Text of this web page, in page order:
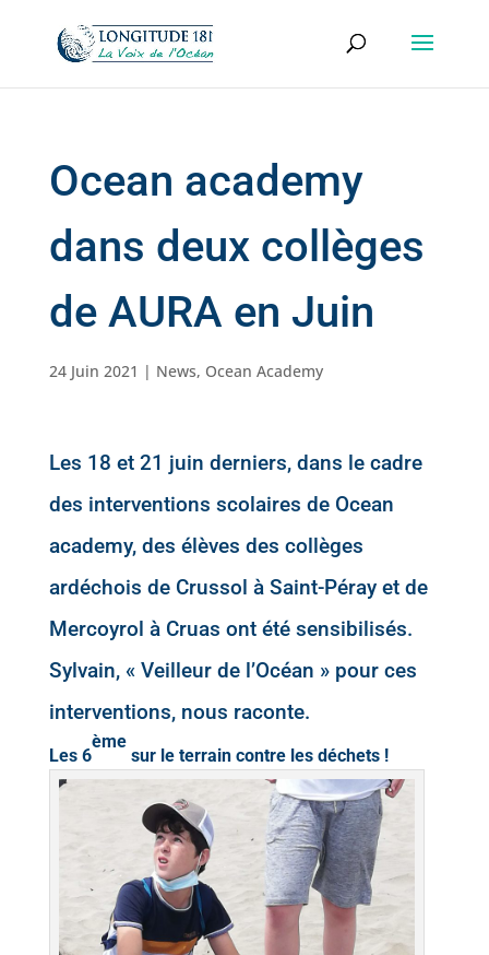
Ocean academy
dans deux collèges
de AURA en Juin
24 Juin 2021 | News, Ocean Academy
Les 18 et 21 juin derniers, dans le cadre
des interventions scolaires de Ocean
academy,des élèves des collèges
ardéchois de Crussol à Saint-Péray et de
Mercoyrol à Cruas ont été sensibilisés.
Sylvain, « Veilleur de l’Océan » pour ces
interventions, nous raconte.
Les 6
ème
sur le terrain contre les déchets !